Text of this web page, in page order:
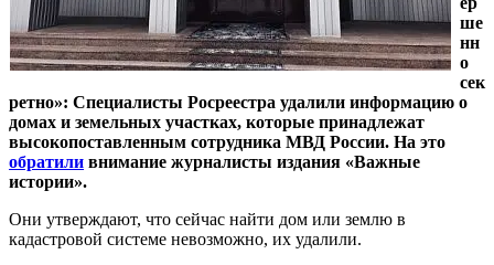
ше
нн
о
сек
ретно»: Специалисты Росреестра удалили информацию о
домах и земельных участках, которые принадлежат
высокопоставленным сотрудника МВД России. На это
обратили внимание журналисты издания «Важные
истории».
Они утверждают, что сейчас найти дом или землю в
кадастровой системе невозможно, их удалили.